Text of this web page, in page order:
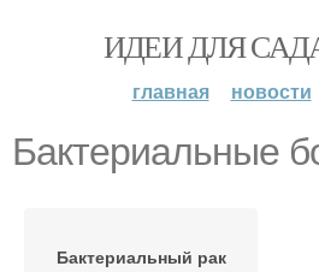
ИДЕИ ДЛЯ
главная новости
Бактериальные
Бактериальный рак